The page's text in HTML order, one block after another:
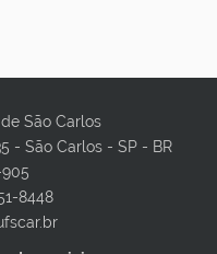
São Carlos
- São Carlos - SP - BR
905
8448